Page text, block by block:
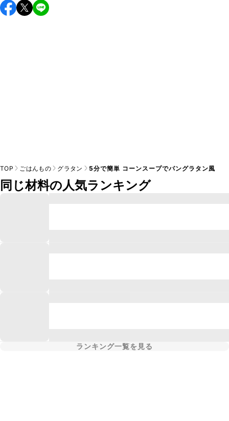
こちらのレシピは出来たてをお召し上がりいただくことをお
すすめします。
TOP ごはんもの グラタン 5分で簡単 コーンスープでパングラタン風
同じ材料の人気ランキング
ランキング一覧を見る